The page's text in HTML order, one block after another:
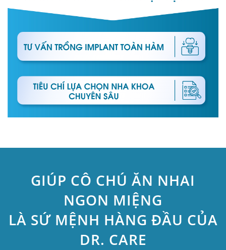
GIÚP CÔ CHÚ ĂN NHAI
NGON MIỆNG
LÀ SỨ MỆNH HÀNG ĐẦU CỦA
DR. CARE